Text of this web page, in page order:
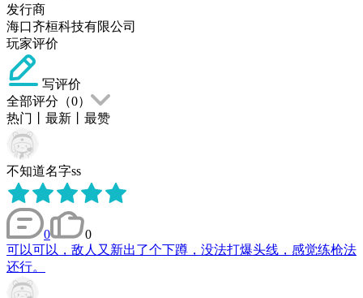
发行商
海口齐桓科技有限公司
玩家评价
写评价
全部评分（0）
热门
最新 最赞
不知道名字ss
0
0
可以可以，敌人又新出了个下蹲，没法打爆头线，感觉练枪法
还行。